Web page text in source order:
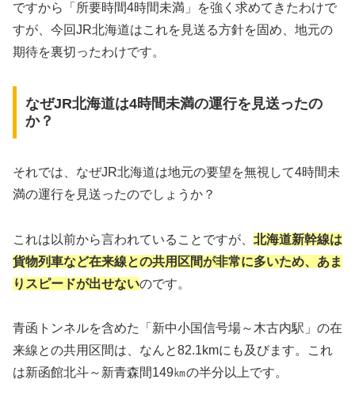
ですから「所要時間4時間未満」を強く求めてきたわけで
すが、今回JR北海道はこれを見送る方針を固め、地元の
期待を裏切ったわけです。
なぜJR北海道は4時間未満の運行を見送ったの
か？
それでは、なぜJR北海道は地元の要望を無視して4時間未
満の運行を見送ったのでしょうか？
これは以前から言われていることですが、 北海道新幹線は
貨物列車など在来線との共用区間が非常に多いため、あま
りスピードが出せないのです。
青函トンネルを含めた「新中小国信号場～木古内駅」の在
来線との共用区間は、なんと82.1kmにも及びます。これ
は新函館北斗～新青森間149㎞の半分以上です。